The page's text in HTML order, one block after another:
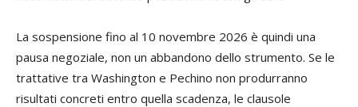
La sospensione fino al 10 novembre 2026 è quindi una
pausa negoziale, non un abbandono dello strumento. Se le
trattative tra Washington e Pechino non produrranno
risultati concreti entro quella scadenza, le clausole